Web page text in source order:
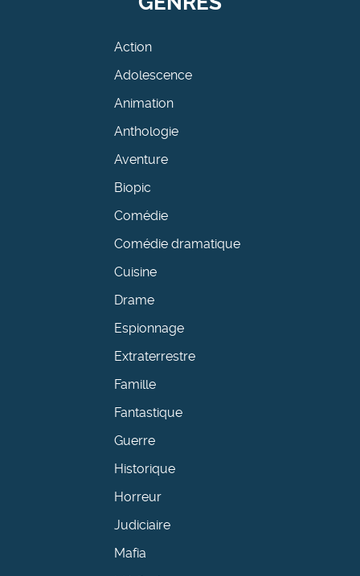
Action
Adolescence
Animation
Anthologie
Aventure
Biopic
Comédie
Comédie dramatique
Cuisine
Drame
Espionnage
Extraterrestre
Famille
Fantastique
Guerre
Historique
Horreur
Judiciaire
Mafia